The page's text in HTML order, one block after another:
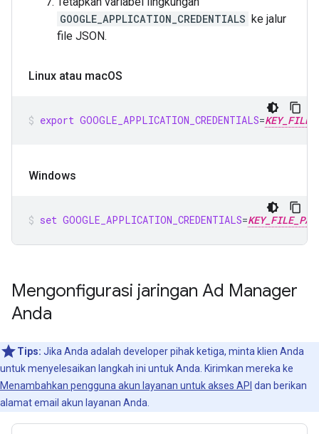
GOOGLE_APPLICATION_CREDENTIALS ke jalur
file JSON.
Linux atau macOS
export GOOGLE_APPLICATION_CREDENTIALS=
Windows
set GOOGLE_APPLICATION_CREDENTIALS=
Mengonfigurasi jaringan Ad Manager
Anda
Tips: Jika Anda adalah developer pihak ketiga, minta klien Anda
untuk menyelesaikan langkah ini untuk Anda. Kirimkan mereka ke
Menambahkan pengguna akun layanan untuk akses API dan berikan
alamat email akun layanan Anda.